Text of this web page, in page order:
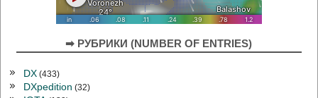
➡ РУБРИКИ (NUMBER OF ENTRIES)
DX (433)
DXpedition (32)